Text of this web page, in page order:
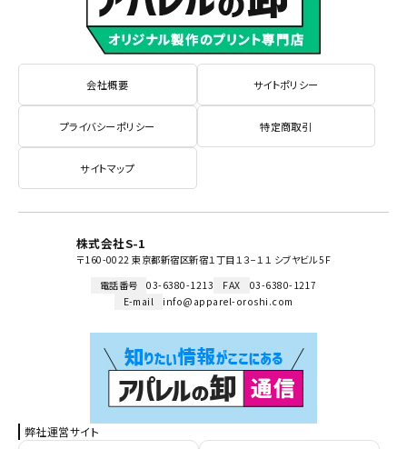
書体サンプル
会社概要 サイトポリシー
プライバシーポリシー 特定商取引
サイトマップ
株式会社S-1
〒160-0022 東京都新宿区新宿１丁目１３−１１ シブヤビル 5F
電話番号
03-6380-1213 FAX
03-6380-1217
E-mail
info@apparel-oroshi.com
弊社運営サイト